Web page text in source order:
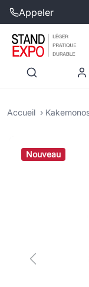
Appeler
Accueil
Nouveau
Previous